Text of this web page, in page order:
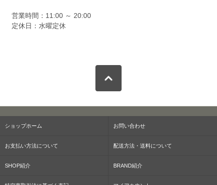
営業時間：11:00 ～ 20:00
定休日：水曜定休
ショップホーム お問い合わせ
お支払い方法について 配送方法・送料について
SHOP紹介 BRAND紹介